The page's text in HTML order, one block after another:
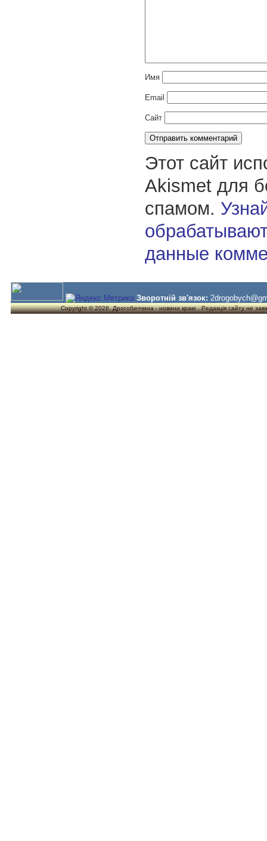
Имя
Email
Сайт
Этот сайт
Akismet для
спамом.
данные
Зворотній зв'язок:
Copyright © 2026. Дрогобиччина - новини краю . Редакція сайту не